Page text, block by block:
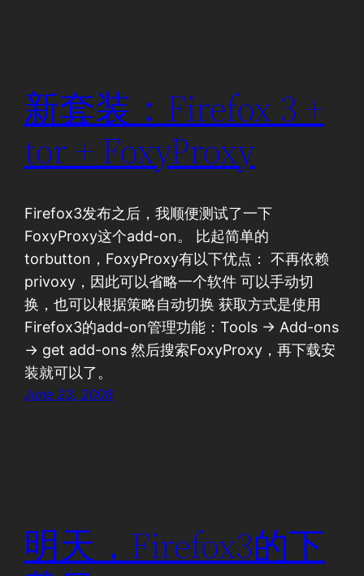
新套装：Firefox 3 +
tor + FoxyProxy
Firefox3发布之后，我顺便测试了一下
FoxyProxy这个add-on。 比起简单的
torbutton，FoxyProxy有以下优点： 不再依赖
privoxy，因此可以省略一个软件 可以手动切
换，也可以根据策略自动切换 获取方式是使用
Firefox3的add-on管理功能：Tools -> Add-ons
-> get add-ons 然后搜索FoxyProxy，再下载安
装就可以了。
June 23, 2008
明天，Firefox3的下